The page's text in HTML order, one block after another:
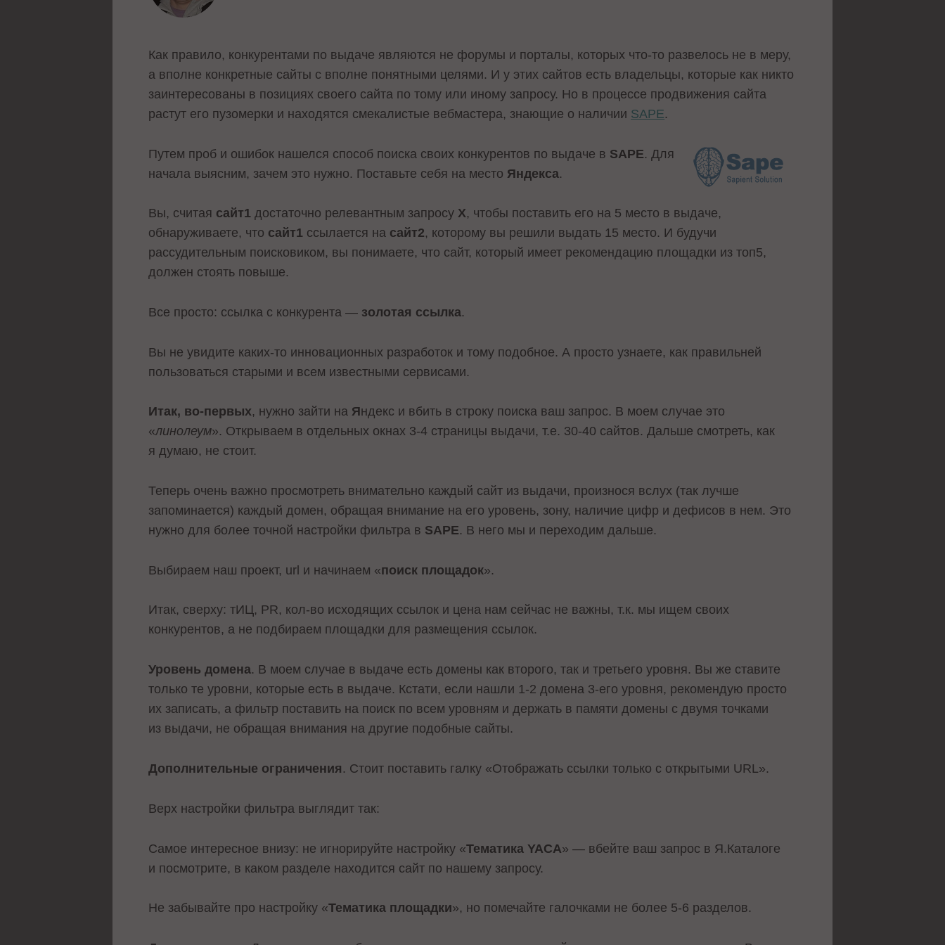
Как правило, конкурентами по выдаче являются не форумы и порталы, которых что-то развелось не в меру,
а вполне конкретные сайты с вполне понятными целями. И у этих сайтов есть владельцы, которые как никто
заинтересованы в позициях своего сайта по тому или иному запросу. Но в процессе продвижения сайта
растут его пузомерки и находятся смекалистые вебмастера, знающие о наличии SAPE.
Путем проб и ошибок нашелся способ поиска своих конкурентов по выдаче в SAPE. Для
начала выясним, зачем это нужно. Поставьте себя на место Яндекса.
Вы, считая сайт1 достаточно релевантным запросуX, чтобы поставить его на 5 место в выдаче,
обнаруживаете, что сайт1 ссылается на сайт2, которому вы решили выдать 15 место. И будучи
рассудительным поисковиком, вы понимаете, что сайт, который имеет рекомендацию площадки из топ5,
должен стоять повыше.
Все просто: ссылка с конкурента — золотая ссылка.
Вы не увидите каких-то инновационных разработок и тому подобное. А просто узнаете, как правильней
пользоваться старыми и всем известными сервисами.
Итак, во-первых, нужно зайти на Яндекс и вбить в строку поиска ваш запрос. В моем случае это
«линолеум». Открываем в отдельных окнах 3-4 страницы выдачи, т.е. 30-40 сайтов. Дальше смотреть, как
я думаю, не стоит.
Теперь очень важно просмотреть внимательно каждый сайт из выдачи, произнося вслух (так лучше
запоминается) каждый домен, обращая внимание на его уровень, зону, наличие цифр и дефисов в нем. Это
нужно для более точной настройки фильтра в SAPE. В него мы и переходим дальше.
Выбираем наш проект, url и начинаем «поиск площадок».
Итак, сверху: тИЦ, PR, кол-во исходящих ссылок и цена нам сейчас не важны, т.к. мы ищем своих
конкурентов, а не подбираем площадки для размещения ссылок.
Уровень домена. В моем случае в выдаче есть домены как второго, так и третьего уровня. Вы же ставите
только те уровни, которые есть в выдаче. Кстати, если нашли 1-2 домена 3-его уровня, рекомендую просто
их записать, а фильтр поставить на поиск по всем уровням и держать в памяти домены с двумя точками
из выдачи, не обращая внимания на другие подобные сайты.
Дополнительные ограничения . Стоит поставить галку «Отображать ссылки только с открытыми URL».
Верх настройки фильтра выглядит так:
Самое интересное внизу: не игнорируйте настройку «Тематика YACA» — вбейте ваш запрос в Я.Каталоге
и посмотрите, в каком разделе находится сайт по нашему запросу.
Не забывайте про настройку «Тематика площадки», но помечайте галочками не более 5-6 разделов.